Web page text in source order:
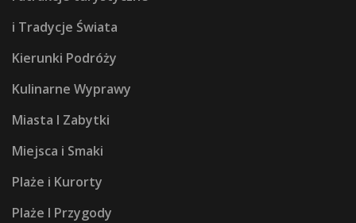
i Tradycje Świata
Kierunki Podróży
Kulinarne Wyprawy
Miasta I Zabytki
Miejsca i Smaki
Plaże i Kurorty
Plaże I Przygody